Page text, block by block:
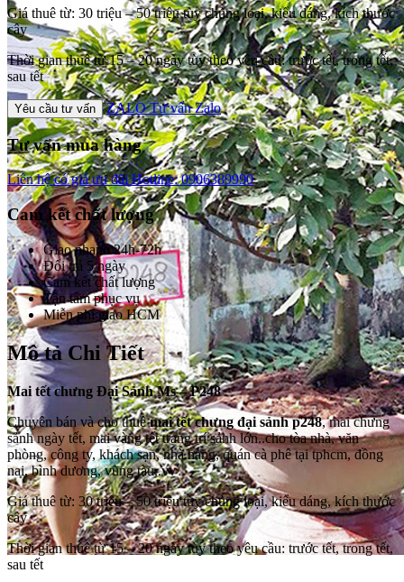
Giá thuê từ: 30 triệu – 50 triệu tùy chủng loại, kiểu dáng, kích thước
cây
Thời gian thuê từ 15 – 20 ngày tùy theo yêu cầu: trước tết, trong tết,
sau tết
Yêu cầu tư vấn ZALO Tư vấn Zalo
Tư vấn mua hàng
Liên hệ có giá ưu đãiHotline: 0906389990
Cam kết chất lượng
Giao nhanh 24h-72h
Đổi trả 5 ngày
Cam kết chất lượng
Tận tâm phục vụ
Miễn phí giao HCM
Mô tả Chi Tiết
Mai tết chưng Đại Sảnh Ms – P248
Chuyên bán và cho thuêmai tết chưng đại sảnh p248, mai chưng
sảnh ngày tết, mai vàng tết trang trí sảnh lớn..cho tòa nhà, văn
phòng, công ty, khách sạn, nhà hàng, quán cà phê tại tphcm, đồng
nai, bình dương, vũng tàu..vv
Giá thuê từ: 30 triệu – 50 triệu tùy chủng loại, kiểu dáng, kích thước
cây
Thời gian thuê từ 15 – 20 ngày tùy theo yêu cầu: trước tết, trong tết,
sau tết